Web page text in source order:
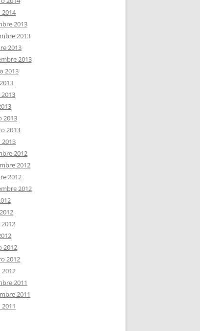
2013
2013
2013
2013
2013
2013
2013
2012
2012
2012
2012
2012
2012
2011
2011